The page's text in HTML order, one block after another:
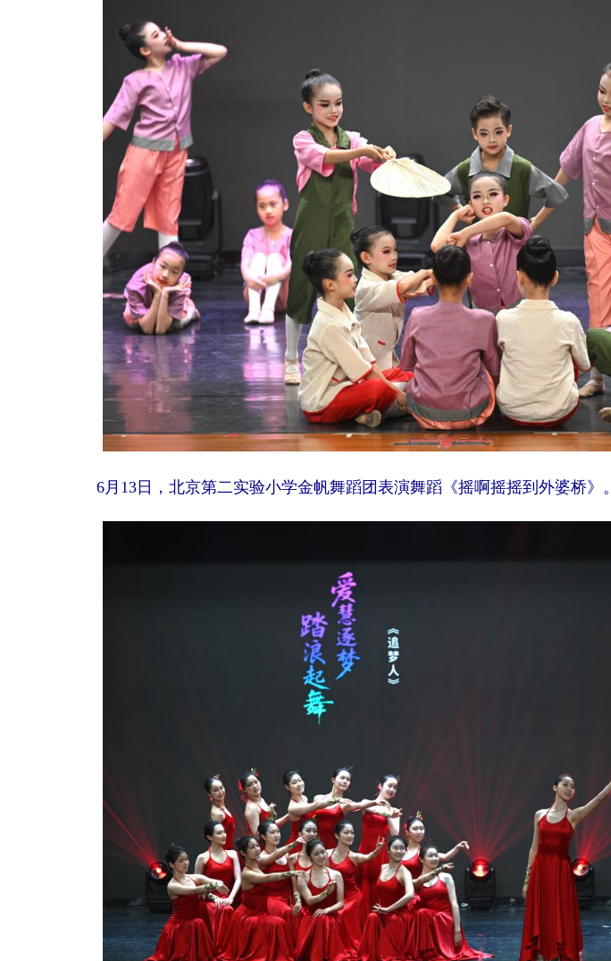
6月13日，北京第二实验小学金帆舞蹈团表演舞蹈《摇啊摇摇到外婆桥》。